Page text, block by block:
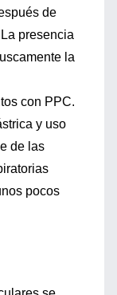
de
presencia
la
con PPC.
y uso
de las
pocos